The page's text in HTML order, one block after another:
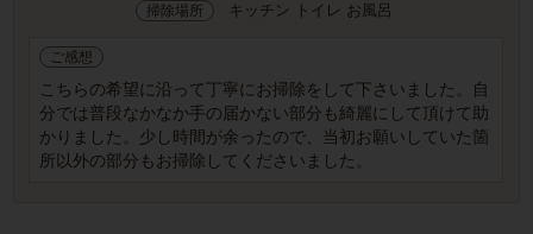
掃除場所 キッチン トイレ お風呂
ご感想
こちらの希望に沿って丁寧にお掃除をして下さいました。自
分では普段なかなか手の届かない部分も綺麗にして頂けて助
かりました。少し時間が余ったので、当初お願いしていた箇
所以外の部分もお掃除してくださいました。